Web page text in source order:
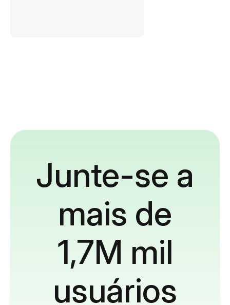
Junte-se a
mais de
1,7M mil
usuários